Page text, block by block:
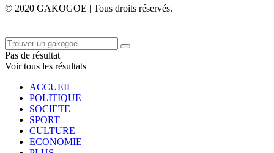
© 2020 GAKOGOE | Tous droits réservés.
Pas de résultat
Voir tous les résultats
ACCUEIL
POLITIQUE
SOCIETE
SPORT
CULTURE
ECONOMIE